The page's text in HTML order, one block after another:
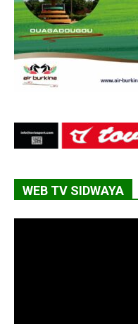
WEB TV SIDWAYA